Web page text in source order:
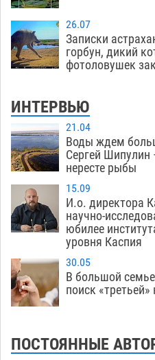
26.07
Записки
горбун, дикий
фотоловушек
ИНТЕРВЬЮ
21.04
Воды ждем
Сергей Шипулин
нересте рыбы
15.09
И.о. директора
научно-
юбилее
уровня Каспия
30.05
В большой
поиск «третьей»
ПОСТОЯННЫЕ